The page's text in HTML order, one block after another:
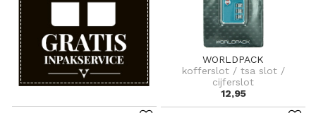
WORLDPACK
kofferslot / tsa slot /
cijferslot
12,95